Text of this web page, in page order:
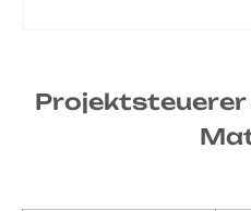
Projektsteuerer